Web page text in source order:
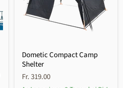
Dometic Compact Camp
Shelter
Fr. 319.00